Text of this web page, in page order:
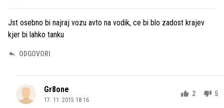
Jst osebno bi najraj vozu avto na vodik, ce bi blo zadost krajev
kjer bi lahko tanku
ODGOVORI
Gr8one
17. 11. 2015 18.16
2 5